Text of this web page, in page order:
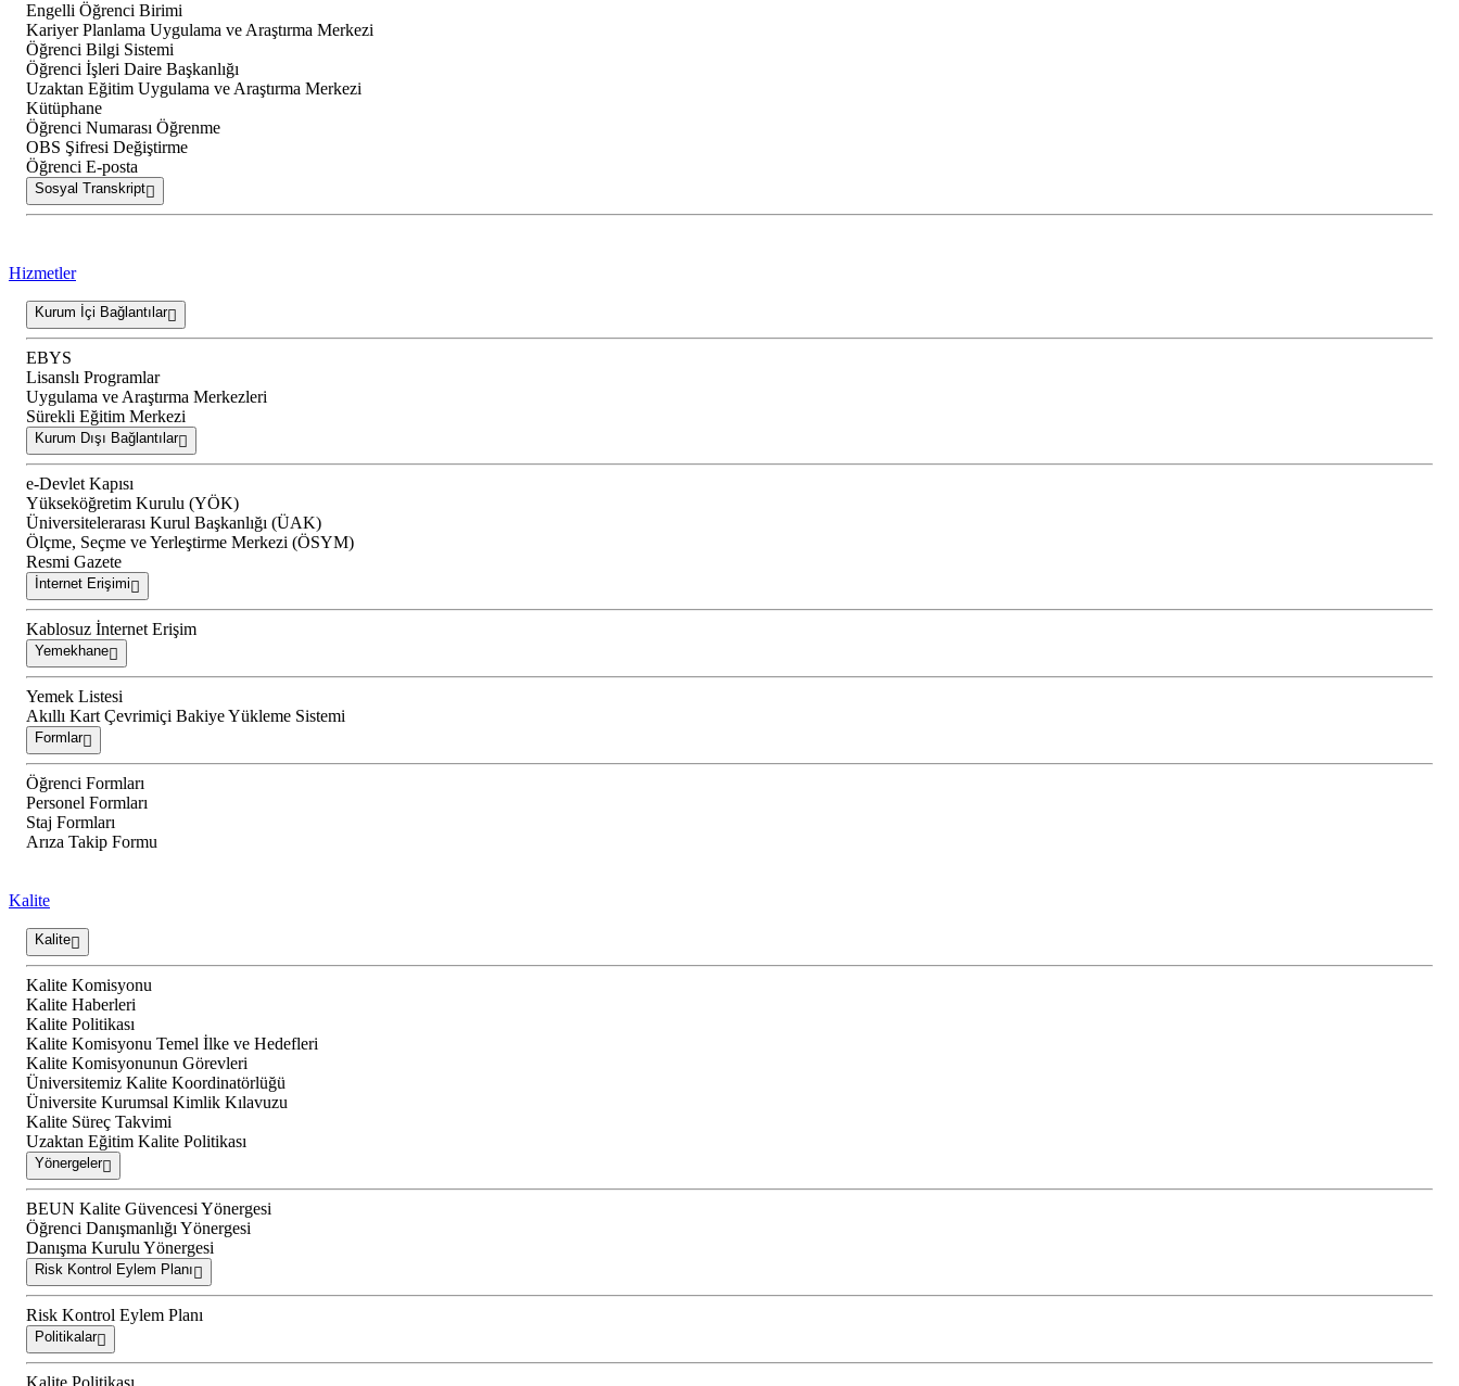
Engelli Öğrenci Birimi
Kariyer Planlama Uygulama ve Araştırma Merkezi
Öğrenci Bilgi Sistemi
Öğrenci İşleri Daire Başkanlığı
Uzaktan Eğitim Uygulama ve Araştırma Merkezi
Kütüphane
Öğrenci Numarası Öğrenme
OBS Şifresi Değiştirme
Öğrenci E-posta
Sosyal Transkript
Hizmetler
Kurum İçi Bağlantılar
EBYS
Lisanslı Programlar
Uygulama ve Araştırma Merkezleri
Sürekli Eğitim Merkezi
Kurum Dışı Bağlantılar
e-Devlet Kapısı
Yükseköğretim Kurulu (YÖK)
Üniversitelerarası Kurul Başkanlığı (ÜAK)
Ölçme, Seçme ve Yerleştirme Merkezi (ÖSYM)
Resmi Gazete
İnternet Erişimi
Kablosuz İnternet Erişim
Yemekhane
Yemek Listesi
Akıllı Kart Çevrimiçi Bakiye Yükleme Sistemi
Formlar
Öğrenci Formları
Personel Formları
Staj Formları
Arıza Takip Formu
Kalite
Kalite
Kalite Komisyonu
Kalite Haberleri
Kalite Politikası
Kalite Komisyonu Temel İlke ve Hedefleri
Kalite Komisyonunun Görevleri
Üniversitemiz Kalite Koordinatörlüğü
Üniversite Kurumsal Kimlik Kılavuzu
Kalite Süreç Takvimi
Uzaktan Eğitim Kalite Politikası
Yönergeler
BEUN Kalite Güvencesi Yönergesi
Öğrenci Danışmanlığı Yönergesi
Danışma Kurulu Yönergesi
Risk Kontrol Eylem Planı
Risk Kontrol Eylem Planı
Politikalar